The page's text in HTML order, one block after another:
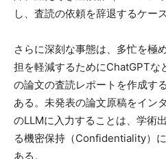
し、査読の依頼を辞退するケー
さらに深刻な事態は、多忙を極
担を軽減するためにChatGPTな
の論文の査読レポートを作成す
ある。未発表の論文原稿をイン
のLLMに入力することは、学術
る機密保持（Confidentiality）
ある。